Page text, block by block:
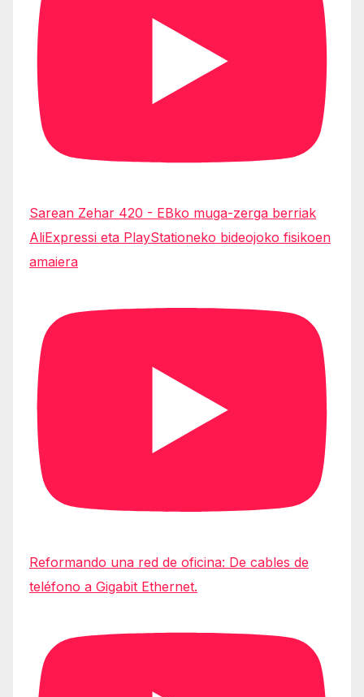
Sarean Zehar 420 - EBko muga-zerga berriak
AliExpressi eta PlayStationeko bideojoko fisikoen
amaiera
Reformando una red de oficina: De cables de
teléfono a Gigabit Ethernet.